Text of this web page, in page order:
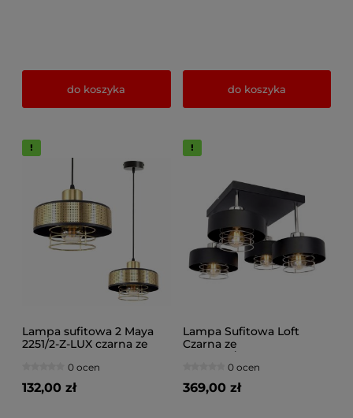
do koszyka do koszyka
Lampa sufitowa 2 Maya
2251/2-Z-LUX czarna ze
0 ocen
132,00 zł
Lampa Sufitowa Loft
Czarna ze
Punktowa z Drucianym
Kloszem
0 ocen
369,00 zł